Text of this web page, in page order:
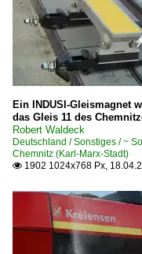
Ein INDUSI-Gleismagnet
das Gleis 11 des
Robert Waldeck
Deutschland / Sonstiges / ~
Chemnitz (Karl-Marx-Stadt)
 1902 1024x768 Px,